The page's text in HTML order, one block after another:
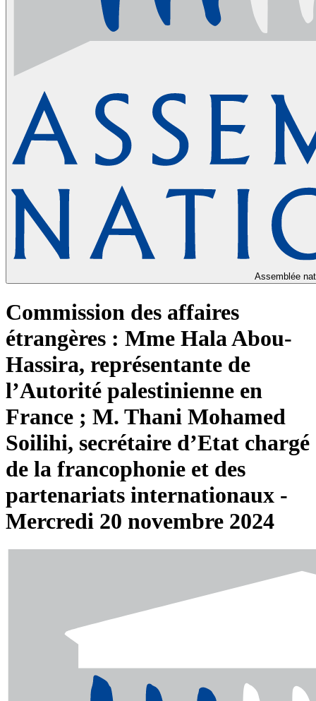
Assemblée
Commission des affaires
étrangères : Mme Hala Abou-
Hassira, représentante de
l’Autorité palestinienne en
France ; M. Thani Mohamed
Soilihi, secrétaire d’Etat chargé
de la francophonie et des
partenariats internationaux -
Mercredi 20 novembre 2024